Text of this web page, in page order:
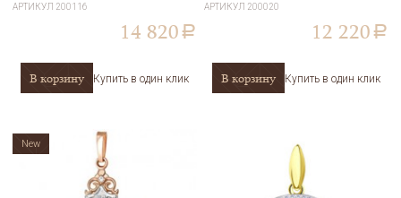
АРТИКУЛ 200116
14 820 a
В корзину Купить в один клик
АРТИКУЛ 200020
12 220 a
В корзину Купить в один клик
New